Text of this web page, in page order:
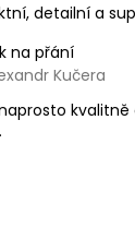
detailní a
na přání
produktu je
Kučera